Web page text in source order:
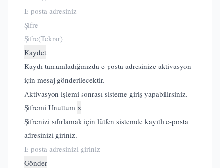
Kaydet
Kaydı tamamladığınızda e-posta adresinize aktivasyon
için mesaj gönderilecektir.
Aktivasyon işlemi sonrası sisteme giriş yapabilirsiniz.
Şifremi Unuttum ×
Şifrenizi sıfırlamak için lütfen sistemde kayıtlı e-posta
adresinizi giriniz.
Gönder